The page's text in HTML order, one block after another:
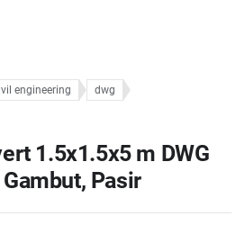
engineering
dwg
1.5x1.5x5 m DWG
Pasir